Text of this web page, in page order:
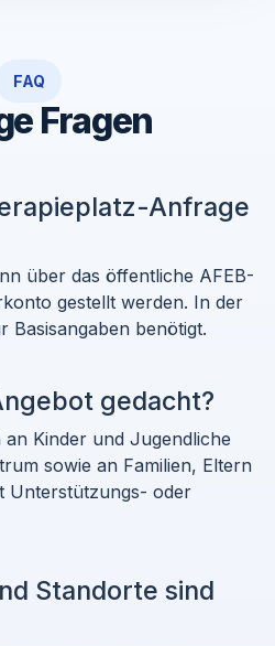
FAQ
Fragen
Anfrage
über das öffentliche AFEB-
gestellt werden. In der
Basisangaben benötigt.
gedacht?
Kinder und Jugendliche
sowie an Familien, Eltern
Unterstützungs- oder
Standorte sind